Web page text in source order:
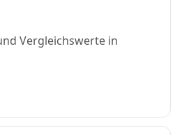
Vergleichswerte in